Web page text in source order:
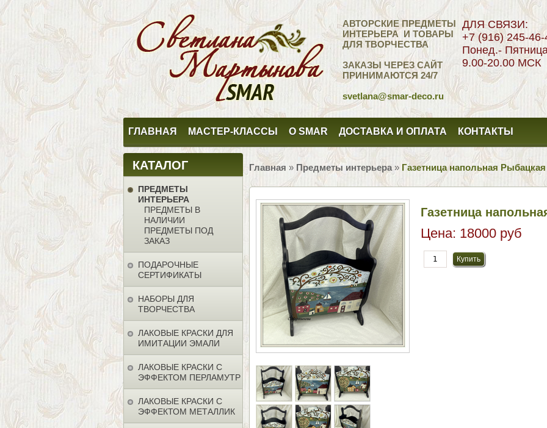
АВТОРСКИЕ ПРЕДМЕТЫ
ИНТЕРЬЕРА И ТОВАРЫ
ДЛЯ ТВОРЧЕСТВА
ЗАКАЗЫ ЧЕРЕЗ САЙТ
ПРИНИМАЮТСЯ 24/7
svetlana@smar-deco.ru
ДЛЯ СВЯЗИ:
+7 (916) 245-46-
Понед.-
9.00-20.00 МСК
ГЛАВНАЯ МАСТЕР-КЛАССЫ О SMAR ДОСТАВКА И ОПЛАТА КОНТАКТЫ
КАТАЛОГ
ПРЕДМЕТЫ
ИНТЕРЬЕРА
ПРЕДМЕТЫ В
НАЛИЧИИ
ПРЕДМЕТЫ ПОД
ЗАКАЗ
ПОДАРОЧНЫЕ
СЕРТИФИКАТЫ
НАБОРЫ ДЛЯ
ТВОРЧЕСТВА
ЛАКОВЫЕ КРАСКИ ДЛЯ
ИМИТАЦИИ ЭМАЛИ
ЛАКОВЫЕ КРАСКИ С
ЭФФЕКТОМ ПЕРЛАМУТР
ЛАКОВЫЕ КРАСКИ С
ЭФФЕКТОМ МЕТАЛЛИК
Главная » Предметы интерьера» Газетница напольная
Газетница
Цена: 18000 руб